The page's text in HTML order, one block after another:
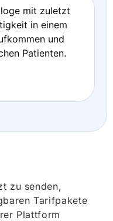
mit zuletzt
in einem
und
Patienten.
zu senden,
Tarifpakete
Plattform